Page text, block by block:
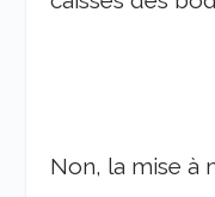
Non, la mise à